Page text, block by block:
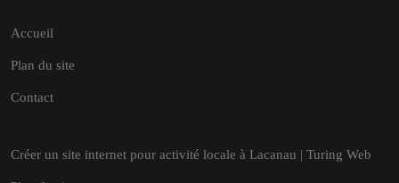
Accueil
Plan du site
Contact
Créer un site internet pour activité locale à Lacanau | Turing Web